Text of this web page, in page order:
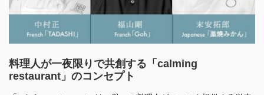
料理人が一夜限りで共創する「calming
restaurant」のコンセプト